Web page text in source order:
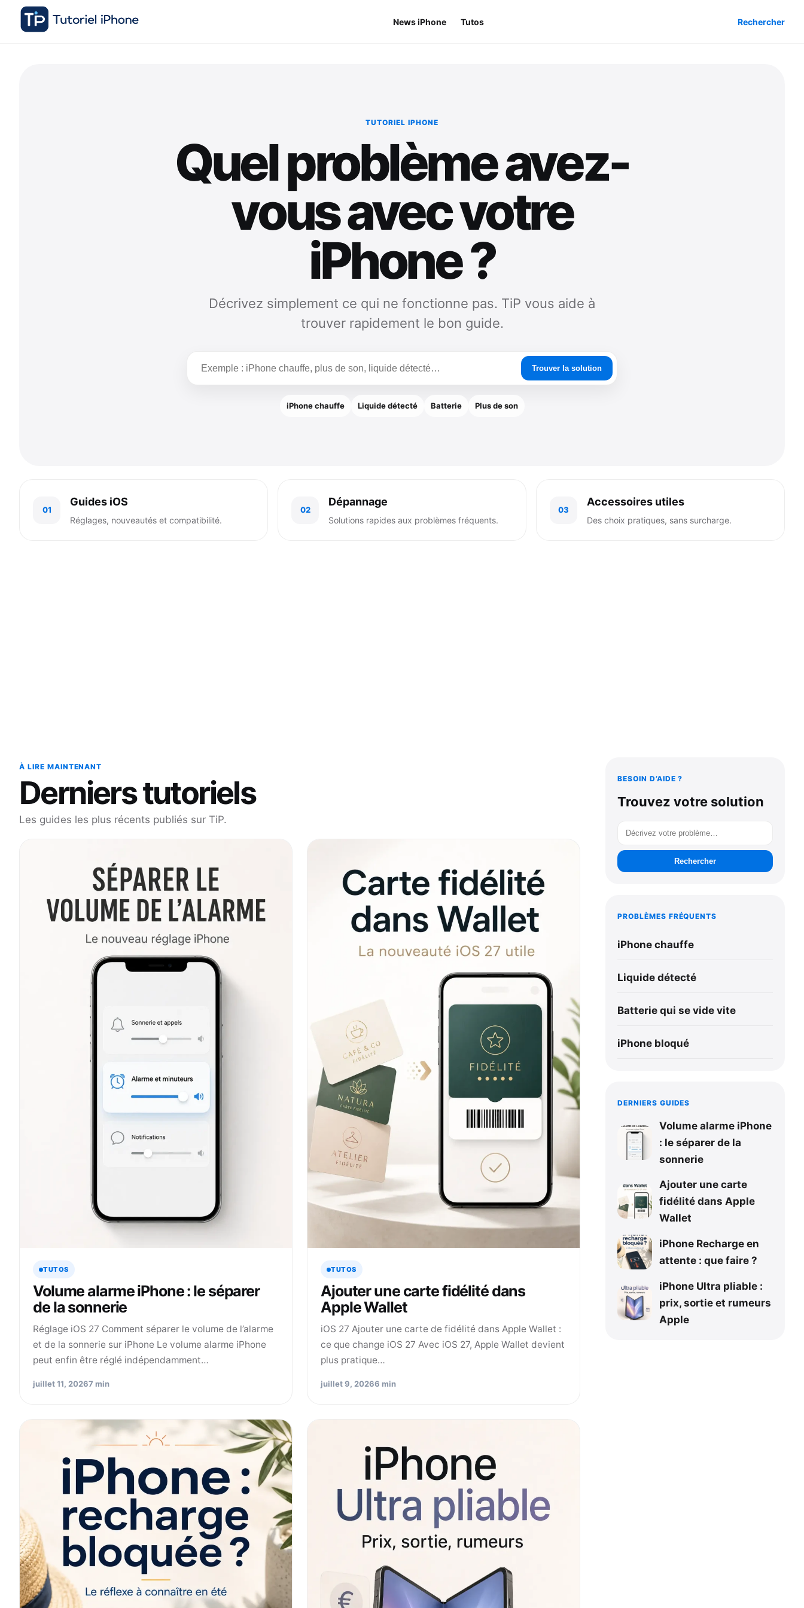
News iPhone Tutos Rechercher
TUTORIEL IPHONE
Quel problème avez-
vous avec votre
iPhone ?
Décrivez simplement ce qui ne fonctionne pas. TiP vous aide à
trouver rapidement le bon guide.
Rechercher
Trouver la solution
iPhone chauffe Liquide détecté Batterie Plus de son
01
Guides iOS
Réglages, nouveautés et compatibilité.
02
Dépannage
Solutions rapides aux problèmes fréquents.
03
Accessoires utiles
Des choix pratiques, sans surcharge.
À LIRE MAINTENANT
Derniers tutoriels
Les guides les plus récents publiés sur TiP.
TUTOS
Volume alarme iPhone : le séparer
de la sonnerie
Réglage iOS 27 Comment séparer le volume de l’alarme
et de la sonnerie sur iPhone Le volume alarme iPhone
peut enfin être réglé indépendamment…
juillet 11, 20267 min
TUTOS
Ajouter une carte fidélité dans
Apple Wallet
iOS 27 Ajouter une carte de fidélité dans Apple Wallet :
ce que change iOS 27 Avec iOS 27, Apple Wallet devient
plus pratique…
juillet 9, 20266 min
BESOIN D’AIDE ?
Trouvez votre solution
Rechercher
PROBLÈMES FRÉQUENTS
iPhone chauffe
Liquide détecté
Batterie qui se vide vite
iPhone bloqué
DERNIERS GUIDES
Volume alarme iPhone
: le séparer de la
sonnerie
Ajouter une carte
fidélité dans Apple
Wallet
iPhone Recharge en
attente : que faire ?
iPhone Ultra pliable :
prix, sortie et rumeurs
Apple